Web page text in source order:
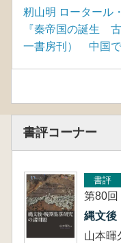
籾山明 ロータール
『秦帝国の誕生
一書房刊） 中国で
書評コーナー
書評
第80
縄文後
山本